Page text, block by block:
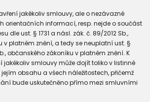
jakékoliv smlouvy, ale o nezávazné
orientačních informací, resp. nejde o součást
dle ust. § 1731 a násl. zák. č. 89/2012 Sb.,
v platném znění, a tedy se neuplatní ust. §
občanského zákoníku v platném znění. K
smlouvy může dojít toliko v listinné
obsahu a všech náležitostech, přičemž
bude uskutečněno přímo mezi smluvními